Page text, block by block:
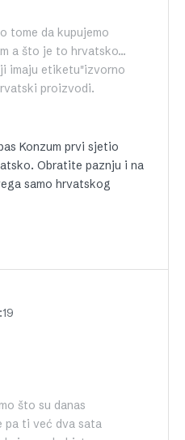
tome da kupujemo
a što je to hrvatsko…
imaju etiketu"izvorno
proizvodi.
Konzum prvi sjetio
Obratite paznju i na
samo hrvatskog
što su danas
pa ti već dva sata